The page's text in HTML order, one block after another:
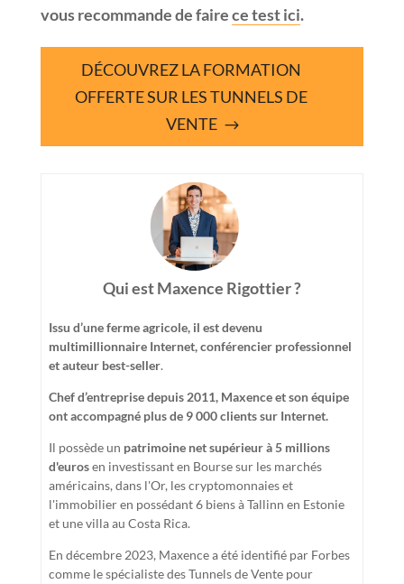
vous recommande de fairece test ici.
DÉCOUVREZ LA FORMATION
OFFERTE SUR LES TUNNELS DE
VENTE
Qui est Maxence Rigottier ?
Issu d’une ferme agricole, il est devenu
multimillionnaire Internet, conférencier professionnel
et auteur best-seller.
Chef d’entreprise depuis 2011, Maxence et son équipe
ont accompagné plus de 9 000 clients sur Internet.
Il possède un patrimoine net supérieur à 5 millions
d'eurosen investissant en Bourse sur les marchés
américains, dans l'Or, les cryptomonnaies et
l'immobilier en possédant 6 biens à Tallinn en Estonie
et une villa au Costa Rica.
En décembre 2023, Maxence a été identifié par Forbes
comme le spécialiste des Tunnels de Vente pour